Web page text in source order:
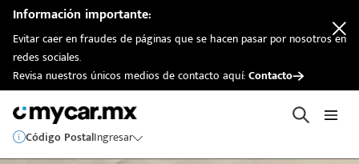
Información importante:
Evitar caer en fraudes de páginas que se hacen pasar por nosotros en
redes sociales.
Revisa nuestros únicos medios de contacto aquí:Contacto
Código PostalIngresar